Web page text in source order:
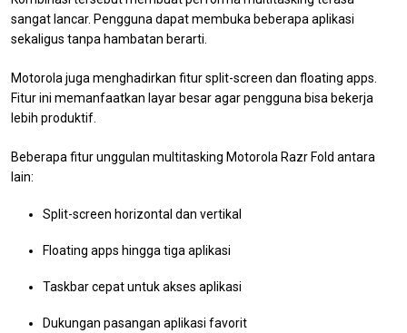
sangat lancar. Pengguna dapat membuka beberapa aplikasi
sekaligus tanpa hambatan berarti.
Motorola juga menghadirkan fitur split-screen dan floating apps.
Fitur ini memanfaatkan layar besar agar pengguna bisa bekerja
lebih produktif.
Beberapa fitur unggulan multitasking Motorola Razr Fold antara
lain:
Split-screen horizontal dan vertikal
Floating apps hingga tiga aplikasi
Taskbar cepat untuk akses aplikasi
Dukungan pasangan aplikasi favorit